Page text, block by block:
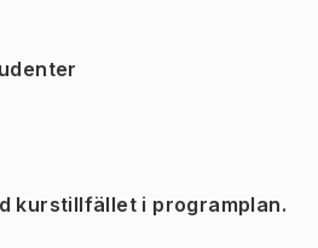
kurstillfället i programplan.